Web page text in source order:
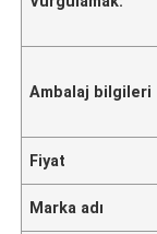
Ambalaj bilgileri
Fiyat
Marka adı